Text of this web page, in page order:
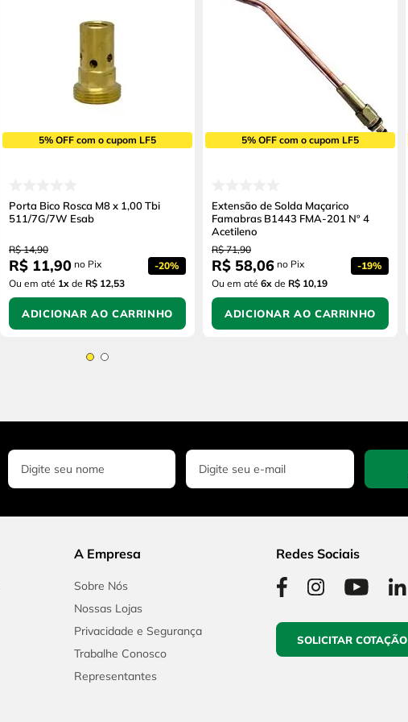
5% OFF com o cupom LF5
Porta Bico Rosca M8 x 1,00 Tbi
511/7G/7W Esab
R$ 14,90
R$ 11,90 no Pix -20%
Ou em até 1x de R$ 12,53
ADICIONAR AO CARRINHO
5% OFF com o cupom LF5
Extensão de Solda Maçarico
Famabras B1443 FMA-201 Nº 4
Acetileno
R$ 71,90
R$ 58,06 no Pix -19%
Ou em até 6x de R$ 10,19
ADICIONAR AO CARRINHO
A Empresa
Sobre Nós
Nossas Lojas
Privacidade e Segurança
Trabalhe Conosco
Representantes
Redes Sociais
SOLICITAR COTAÇÃO